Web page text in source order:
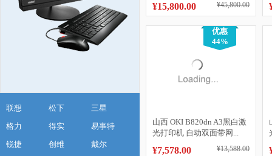
联想 松下
三星
格力
得实
易事特
锐捷
创维
戴尔
¥15,800.00 ¥45,800.00
优惠
44%
山西 OKI B820dn A3黑白激
光打印机 自动双面带网...
¥7,578.00 ¥13,588.00